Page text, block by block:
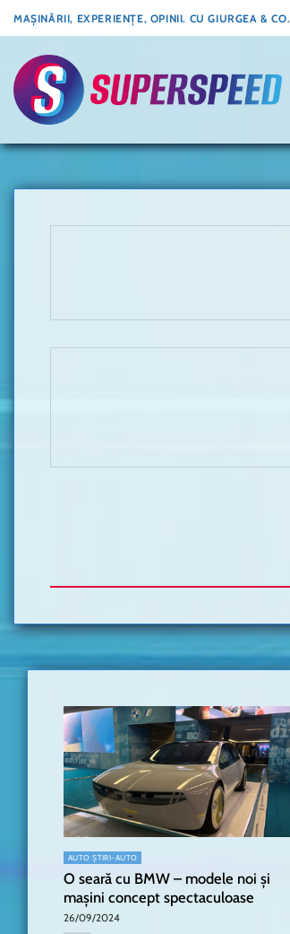
Skip
to
content
MAȘINĂRII, EXPERIENȚE, OPINII. CU GIURGEA & CO.
AUTO ȘTIRI-AUTO
O seară cu BMW – modele noi și
mașini concept spectaculoase
26/09/2024